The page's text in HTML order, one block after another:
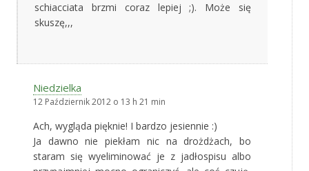
schiacciata brzmi coraz lepiej ;). Może się
skuszę,,,
Niedzielka
12 Październik 2012 o 13 h 21 min
Ach, wygląda pięknie! I bardzo jesiennie :)
Ja dawno nie piekłam nic na drożdżach, bo
staram się wyeliminować je z jadłospisu albo